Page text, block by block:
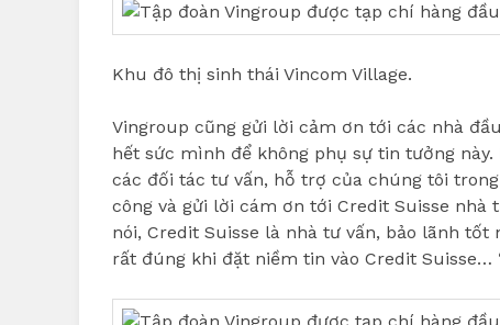
Khu đô thị sinh thái Vincom Village.
Vingroup cũng gửi lời cảm ơn tới các nhà
hết sức mình để không phụ sự tin tưởng
các đối tác tư vấn, hỗ trợ của chúng tôi
công và gửi lời cám ơn tới Credit Suisse nhà
nói, Credit Suisse là nhà tư vấn, bảo lãnh
rất đúng khi đặt niềm tin vào Credit Suisse…